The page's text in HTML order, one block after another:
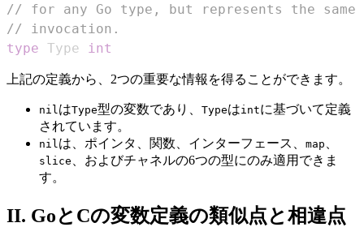
// for any Go type, but represents the
// invocation.
type Type int
上記の定義から、2つの重要な情報を得ることができます。
nil はType型の変数であり、 Typeはintに基づいて定義
されています。
nil は、ポインタ、関数、インターフェース、 map
slice
、およびチャネルの6つの型にのみ適用できま
す。
II. GoとCの変数定義の類似点と相違点